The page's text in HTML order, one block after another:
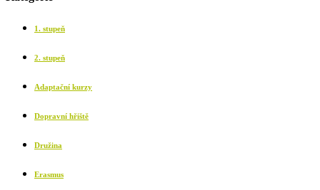
1. stupeň
2. stupeň
Adaptační kurzy
Dopravní hřiště
Družina
Erasmus